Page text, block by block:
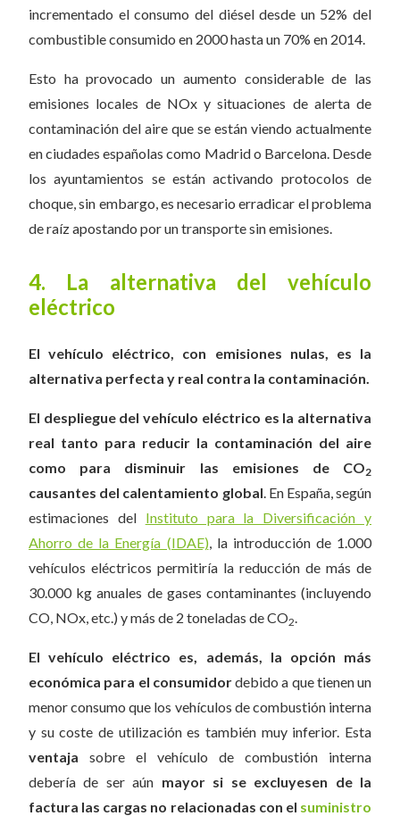
incrementado el consumo del diésel desde un 52% del
combustible consumido en 2000 hasta un 70% en 2014.
Esto ha provocado un aumento considerable de las
emisiones locales de NOx y situaciones de alerta de
contaminación del aire que se están viendo actualmente
en ciudades españolas como Madrid o Barcelona. Desde
los ayuntamientos se están activando protocolos de
choque, sin embargo, es necesario erradicar el problema
de raíz apostando por un transporte sin emisiones.
4. La alternativa del vehículo
eléctrico
El vehículo eléctrico, con emisiones nulas, es la
alternativa perfecta y real contra la contaminación.
El despliegue del vehículo eléctrico es la alternativa
real tanto para reducir la contaminación del aire
como para disminuir las emisiones de CO2
causantes del calentamiento global . En España, según
estimaciones del Instituto para la Diversificación y
Ahorro de la Energía (IDAE) , la introducción de 1.000
vehículos eléctricos permitiría la reducción de más de
30.000 kg anuales de gases contaminantes (incluyendo
CO, NOx, etc.) y más de 2 toneladas de CO2
El vehículo eléctrico es, además, la opción más
económica para el consumidordebido a que tienen un
menor consumo que los vehículos de combustión interna
y su coste de utilización es también muy inferior. Esta
ventaja sobre el vehículo de combustión interna
debería de ser aún mayor si se excluyesen de la
factura las cargas no relacionadas con el suministro